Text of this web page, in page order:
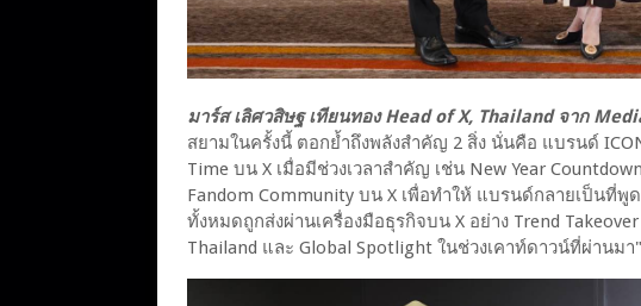
มาร์ส เลิศวสิษฐ เทียนทอง Head of X, Thailand จาก
สยามในครั้งนี้ ตอกย้ำถึงพลังสำคัญ 2 สิ่ง นั่นคือ แบรนด์
Time บน X เมื่อมีช่วงเวลาสำคัญ เช่น New Year
Fandom Community บน X เพื่อทำให้ แบรนด์กลายเป็นที่
ทั้งหมดถูกส่งผ่านเครื่องมือธุรกิจบน X อย่าง Trend
Thailand และ Global Spotlight ในช่วงเคาท์ดาวน์ที่ผ่านมา"